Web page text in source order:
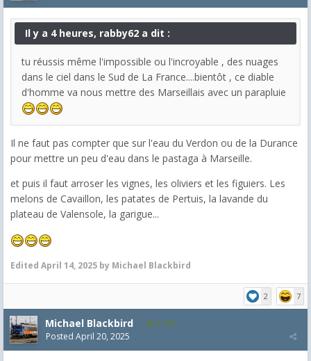
Il y a 4 heures, rabby62 a dit :
tu réussis même l'impossible ou l'incroyable , des nuages
dans le ciel dans le Sud de La France....bientôt , ce diable
d'homme va nous mettre des Marseillais avec un parapluie
Il ne faut pas compter que sur l'eau du Verdon ou de la Durance
pour mettre un peu d'eau dans le pastaga à Marseille.
et puis il faut arroser les vignes, les oliviers et les figuiers. Les
melons de Cavaillon, les patates de Pertuis, la lavande du
plateau de Valensole, la garigue...
Edited April 14, 2025 by Michael Blackbird
2 7
Michael Blackbird 5,718
Posted April 20, 2025